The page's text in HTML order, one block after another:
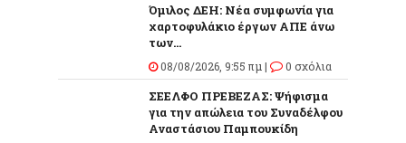
Όμιλος ΔΕΗ: Νέα συμφωνία για
χαρτοφυλάκιο έργων ΑΠΕ άνω
των...
08/08/2026, 9:55 πμ | 0 σχόλια
ΣΕΕΛΦΟ ΠΡΕΒΕΖΑΣ: Ψήφισμα
για την απώλεια του Συναδέλφου
Αναστάσιου Παμπουκίδη